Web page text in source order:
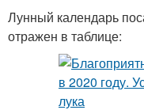
Лунный календарь
отражен в таблице: